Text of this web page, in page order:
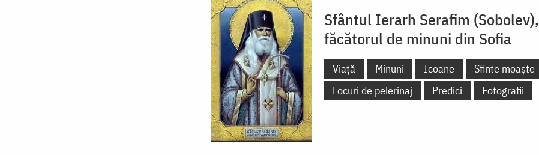
Sfântul Ierarh Serafim (Sobolev),
făcătorul de minuni din Sofia
Viață Minuni Icoane
Sfinte moaște
Locuri de pelerinaj
Predici Fotografii